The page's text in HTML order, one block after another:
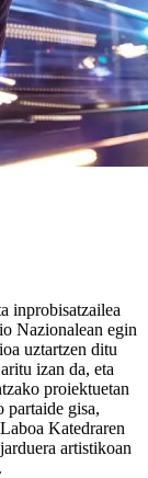
inprobisatzailea
Nazionalean egin
uztartzen ditu
izan da, eta
proiektuetan
partaide gisa,
Katedraren
artistikoan